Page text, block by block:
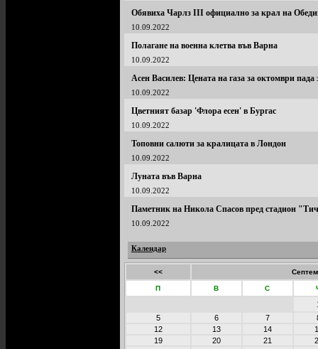
Обявиха Чарлз III официално за крал на
10.09.2022
Полагане на военна клетва във Варна
10.09.2022
Асен Василев: Цената на газа за октомври пада
10.09.2022
Цветният базар 'Флора есен' в Бургас
10.09.2022
Топовни салюти за кралицата в Лондон
10.09.2022
Луната във Варна
10.09.2022
Паметник на Никола Спасов пред стадион
10.09.2022
Календар
<<
П В С
5
6 7
12
13 14
19
20 21